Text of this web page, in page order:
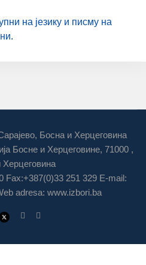
нa jeзику и писму нa
Босна и Херцеговина
Босне и Херцеговине, 71000 ,
Херцеговина
Fax:+387(0)33 251 329 E-mail:
adresa: www.izbori.ba